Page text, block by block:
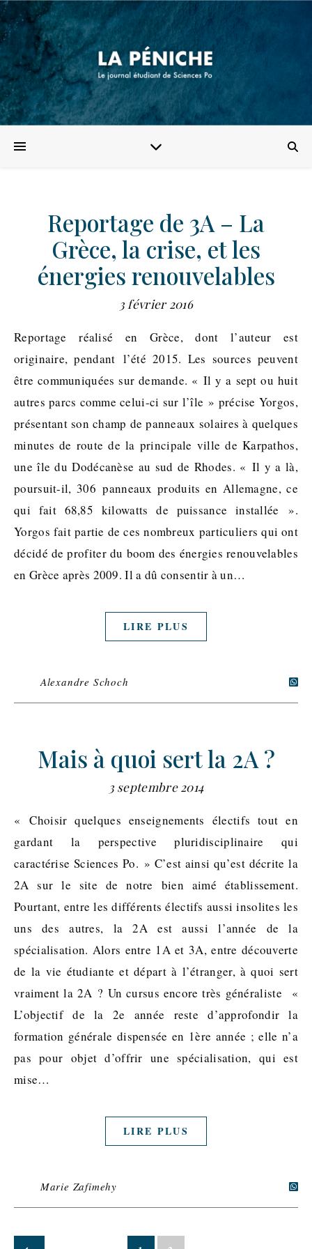
Reportage de 3A – La
Grèce, la crise, et les
énergies renouvelables
3 février 2016
Reportage réalisé en Grèce, dont l’auteur est
originaire, pendant l’été 2015. Les sources peuvent
être communiquées sur demande. « Il y a sept ou huit
autres parcs comme celui-ci sur l’île » précise Yorgos,
présentant son champ de panneaux solaires à quelques
minutes de route de la principale ville de Karpathos,
une île du Dodécanèse au sud de Rhodes. « Il y a là,
poursuit-il, 306 panneaux produits en Allemagne, ce
qui fait 68,85 kilowatts de puissance installée ».
Yorgos fait partie de ces nombreux particuliers qui ont
décidé de profiter du boom des énergies renouvelables
en Grèce après 2009. Il a dû consentir à un…
LIRE PLUS
Alexandre Schoch
Mais à quoi sert la 2A ?
3 septembre 2014
« Choisir quelques enseignements électifs tout en
gardant la perspective pluridisciplinaire qui
caractérise Sciences Po. » C’est ainsi qu’est décrite la
2A sur le site de notre bien aimé établissement.
Pourtant, entre les différents électifs aussi insolites les
uns des autres, la 2A est aussi l’année de la
spécialisation. Alors entre 1A et 3A, entre découverte
de la vie étudiante et départ à l’étranger, à quoi sert
vraiment la 2A ? Un cursus encore très généraliste «
L’objectif de la 2e année reste d’approfondir la
formation générale dispensée en 1ère année ; elle n’a
pas pour objet d’offrir une spécialisation, qui est
mise…
LIRE PLUS
Marie Zafimehy